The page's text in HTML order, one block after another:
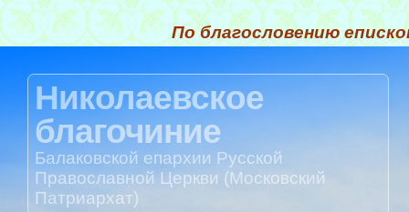
По благословению
Николаевское
благочиние
Балаковской епархии Русской
Православной Церкви (Московский
Патриархат)